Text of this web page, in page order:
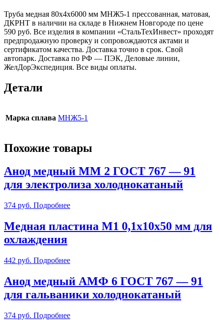
Труба медная 80х4х6000 мм МНЖ5-1 прессованная, матовая,
ДКРНТ в наличии на складе в Нижнем Новгороде по цене
590 руб. Все изделия в компании «СтальТехИнвест» проходят
предпродажную проверку и сопровождаются актами и
сертификатом качества. Доставка точно в срок. Свой
автопарк. Доставка по РФ — ПЭК, Деловые линии,
ЖелДорЭкспедиция. Все виды оплаты.
Детали
Марка сплава МНЖ5-1
Похожие товары
Анод медный ММ 2 ГОСТ 767 — 91
для электролиза холоднокатаный
374 руб. Подробнее
Медная пластина М1 0,1х10х50 мм для
охлаждения
442 руб. Подробнее
Анод медный АМФ 6 ГОСТ 767 — 91
для гальваники холоднокатаный
374 руб. Подробнее